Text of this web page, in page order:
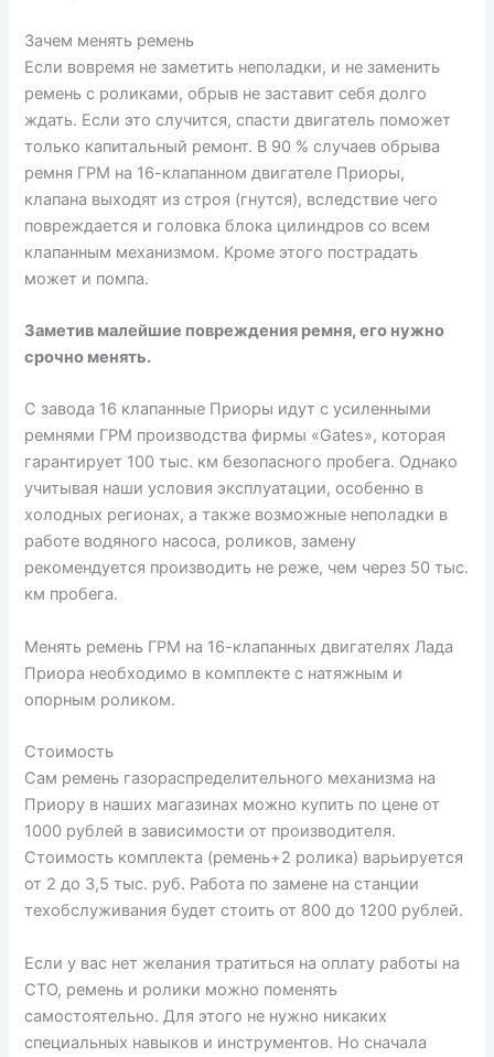
Зачем менять ремень
Если вовремя не заметить неполадки, и не заменить
ремень с роликами, обрыв не заставит себя долго
ждать. Если это случится, спасти двигатель поможет
только капитальный ремонт. В 90 % случаев обрыва
ремня ГРМ на 16-клапанном двигателе Приоры,
клапана выходят из строя (гнутся), вследствие чего
повреждается и головка блока цилиндров со всем
клапанным механизмом. Кроме этого пострадать
может и помпа.
Заметив малейшие повреждения ремня, его нужно
срочно менять.
С завода 16 клапанные Приоры идут с усиленными
ремнями ГРМ производства фирмы «Gates», которая
гарантирует 100 тыс. км безопасного пробега. Однако
учитывая наши условия эксплуатации, особенно в
холодных регионах, а также возможные неполадки в
работе водяного насоса, роликов, замену
рекомендуется производить не реже, чем через 50 тыс.
км пробега.
Менять ремень ГРМ на 16-клапанных двигателях Лада
Приора необходимо в комплекте с натяжным и
опорным роликом.
Стоимость
Сам ремень газораспределительного механизма на
Приору в наших магазинах можно купить по цене от
1000 рублей в зависимости от производителя.
Стоимость комплекта (ремень+2 ролика) варьируется
от 2 до 3,5 тыс. руб. Работа по замене на станции
техобслуживания будет стоить от 800 до 1200 рублей.
Если у вас нет желания тратиться на оплату работы на
СТО, ремень и ролики можно поменять
самостоятельно. Для этого не нужно никаких
специальных навыков и инструментов. Но сначала